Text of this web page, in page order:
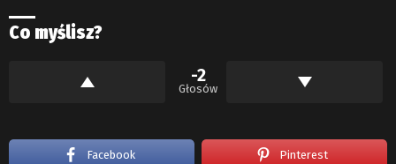
Co myślisz?
-2
Głosów
Facebook Pinterest